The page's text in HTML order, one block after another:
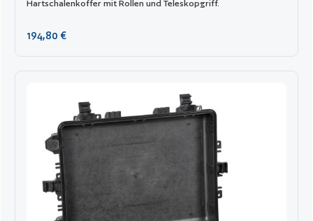
Hartschalenkoffer mit Rollen und Teleskopgriff.
Regulärer Preis:
194,80 €